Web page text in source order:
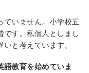
ていません。小学校五
です。私個人としまし
と考えています。
教育を始めていま